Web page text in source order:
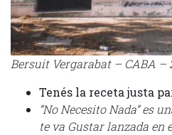
Bersuit Vergarabat – CABA –
Tenés la receta justa
“No Necesito Nada” es
te va Gustar lanzada en